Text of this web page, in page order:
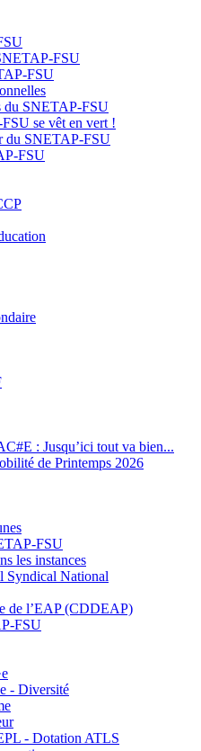
FSU
FSU
du SNETAP-FSU
se vêt en vert !
du SNETAP-FSU
FSU
: Jusqu’ici tout va bien...
de Printemps 2026
FSU
les instances
Syndical National
de l’EAP (CDDEAP)
FSU
- Diversité
- Dotation ATLS